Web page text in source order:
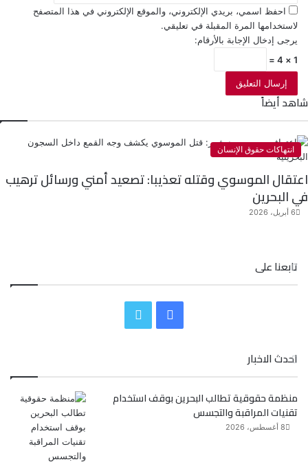
احفظ اسمي، بريدي الإلكتروني، والموقع الإلكتروني في هذا المتصفح
لاستخدامها المرة المقبلة في تعليقي.
يرجى إدخال الإجابة بالأرقام:
1 × 4 =
شاهد أيضاً
انتهاكات حقوق الإنسان
اعتقال الموسوي وقتله تعذيبا: تصعيد أمني ورسائل ترهيب
في البحرين
6 أبريل، 2026
تابعنا على
ب
ت
احدث الاخبار
منظمة حقوقية تطالب البحرين بوقف استخدام
تقنيات المراقبة والتجسس
8 أغسطس، 2026